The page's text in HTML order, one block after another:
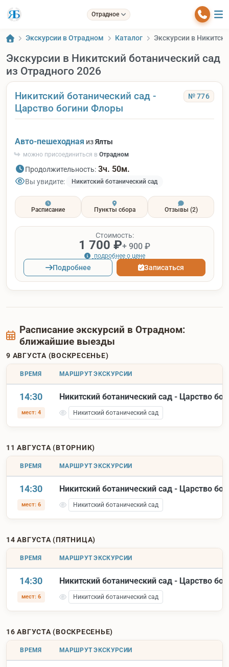
Отрадное
Экскурсии в Отрадном Каталог Экскурсии в
Экскурсии в Никитский ботанический сад
из Отрадного 2026
Никитский ботанический сад -
Царство богини Флоры
№ 776
Авто-пешеходная изЯлты
можно присоединиться в Отрадном
Продолжительность: 3ч. 50м.
Вы увидите: Никитский ботанический сад
Расписание Пункты сбора Отзывы (2)
Стоимость:
1 700 ₽+ 900 ₽
подробнее о цене
Подробнее Записаться
Расписание экскурсий в Отрадном:
ближайшие выезды
9 АВГУСТА (ВОСКРЕСЕНЬЕ)
ВРЕМЯ МАРШРУТ ЭКСКУРСИИ
14:30
мест: 4
Никитский ботанический сад - Царство
Никитский ботанический сад
11 АВГУСТА (ВТОРНИК)
ВРЕМЯ МАРШРУТ ЭКСКУРСИИ
14:30
мест: 6
Никитский ботанический сад - Царство
Никитский ботанический сад
14 АВГУСТА (ПЯТНИЦА)
ВРЕМЯ МАРШРУТ ЭКСКУРСИИ
14:30
мест: 6
Никитский ботанический сад - Царство
Никитский ботанический сад
16 АВГУСТА (ВОСКРЕСЕНЬЕ)
ВРЕМЯ МАРШРУТ ЭКСКУРСИИ